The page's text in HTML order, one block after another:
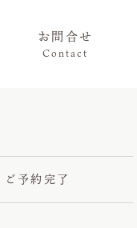
お問合せ
Contact
ご予約完了